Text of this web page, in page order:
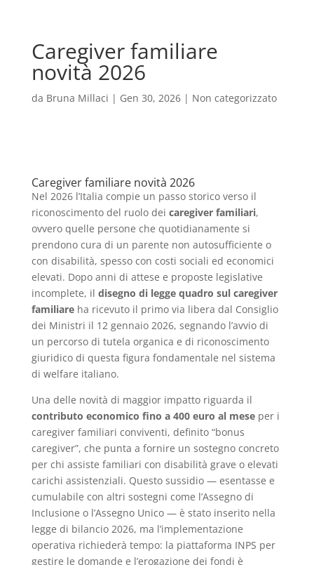
Caregiver familiare
novità 2026
da Bruna Millaci | Gen 30, 2026| Non categorizzato
Caregiver familiare novità 2026
Nel 2026 l’Italia compie un passo storico verso il
riconoscimento del ruolo dei caregiver familiari,
ovvero quelle persone che quotidianamente si
prendono cura di un parente non autosufficiente o
con disabilità, spesso con costi sociali ed economici
elevati. Dopo anni di attese e proposte legislative
incomplete, il disegno di legge quadro sul caregiver
familiareha ricevuto il primo via libera dal Consiglio
dei Ministri il 12 gennaio 2026, segnando l’avvio di
un percorso di tutela organica e di riconoscimento
giuridico di questa figura fondamentale nel sistema
di welfare italiano.
Una delle novità di maggior impatto riguarda il
contributo economico fino a 400 euro al meseper i
caregiver familiari conviventi, definito “bonus
caregiver”, che punta a fornire un sostegno concreto
per chi assiste familiari con disabilità grave o elevati
carichi assistenziali. Questo sussidio — esentasse e
cumulabile con altri sostegni come l’Assegno di
Inclusione o l’Assegno Unico — è stato inserito nella
legge di bilancio 2026, ma l’implementazione
operativa richiederà tempo: la piattaforma INPS per
gestire le domande e l’erogazione dei fondi è